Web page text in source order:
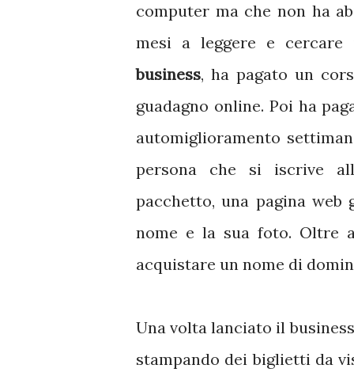
computer ma che non ha
mesi a leggere e
business, ha pagato un
guadagno online. Poi ha
automiglioramento
persona che si iscrive
pacchetto, una pagina
nome e la sua foto. Oltre
acquistare un nome di
Una volta lanciato il
stampando dei biglietti da